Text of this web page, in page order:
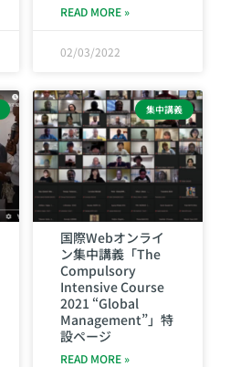
READ MORE »
02/03/2022
集中講義
国際Webオンライ
ン集中講義「The
Compulsory
Intensive Course
2021 “Global
Management”」特
設ページ
READ MORE »